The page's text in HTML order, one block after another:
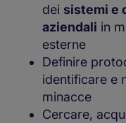
dei sistemi e
aziendali in
esterne
Definire
identificare e
minacce
Cercare,